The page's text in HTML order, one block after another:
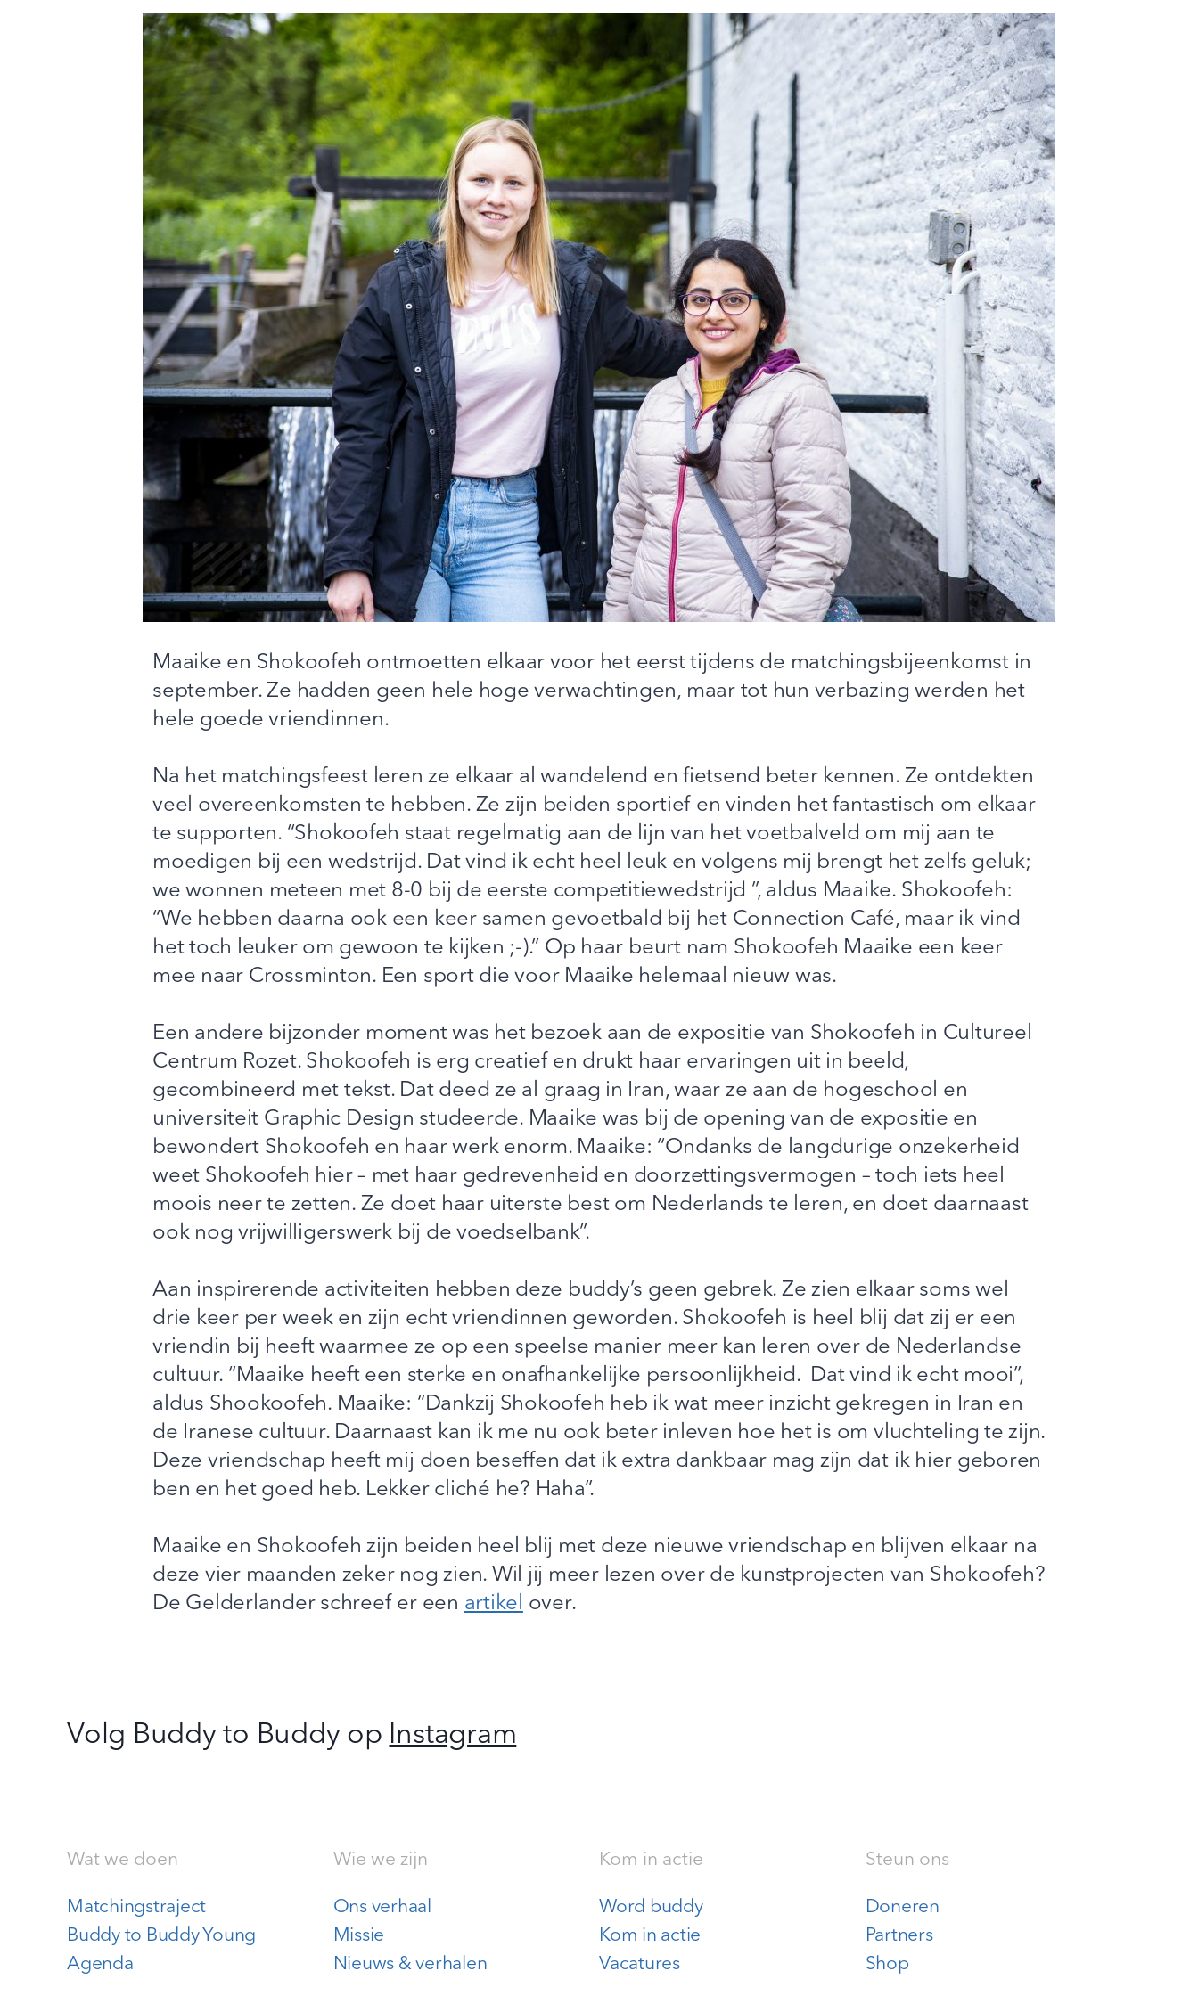
Maaike en Shokoofeh ontmoetten elkaar voor het eerst tijdens de matchingsbijeenkomst in
september. Ze hadden geen hele hoge verwachtingen, maar tot hun verbazing werden het
hele goede vriendinnen.
Na het matchingsfeest leren ze elkaar al wandelend en fietsend beter kennen. Ze ontdekten
veel overeenkomsten te hebben. Ze zijn beiden sportief en vinden het fantastisch om elkaar
te supporten. “Shokoofeh staat regelmatig aan de lijn van het voetbalveld om mij aan te
moedigen bij een wedstrijd. Dat vind ik echt heel leuk en volgens mij brengt het zelfs geluk;
we wonnen meteen met 8-0 bij de eerste competitiewedstrijd ”, aldus Maaike. Shokoofeh:
“We hebben daarna ook een keer samen gevoetbald bij het Connection Café, maar ik vind
het toch leuker om gewoon te kijken ;-).” Op haar beurt nam Shokoofeh Maaike een keer
mee naar Crossminton. Een sport die voor Maaike helemaal nieuw was.
Een andere bijzonder moment was het bezoek aan de expositie van Shokoofeh in Cultureel
Centrum Rozet. Shokoofeh is erg creatief en drukt haar ervaringen uit in beeld,
gecombineerd met tekst. Dat deed ze al graag in Iran, waar ze aan de hogeschool en
universiteit Graphic Design studeerde. Maaike was bij de opening van de expositie en
bewondert Shokoofeh en haar werk enorm. Maaike: “Ondanks de langdurige onzekerheid
weet Shokoofeh hier – met haar gedrevenheid en doorzettingsvermogen – toch iets heel
moois neer te zetten. Ze doet haar uiterste best om Nederlands te leren, en doet daarnaast
ook nog vrijwilligerswerk bij de voedselbank”.
Aan inspirerende activiteiten hebben deze buddy’s geen gebrek. Ze zien elkaar soms wel
drie keer per week en zijn echt vriendinnen geworden. Shokoofeh is heel blij dat zij er een
vriendin bij heeft waarmee ze op een speelse manier meer kan leren over de Nederlandse
cultuur. “Maaike heeft een sterke en onafhankelijke persoonlijkheid. Dat vind ik echt mooi”,
aldus Shookoofeh. Maaike: “Dankzij Shokoofeh heb ik wat meer inzicht gekregen in Iran en
de Iranese cultuur. Daarnaast kan ik me nu ook beter inleven hoe het is om vluchteling te zijn.
Deze vriendschap heeft mij doen beseffen dat ik extra dankbaar mag zijn dat ik hier geboren
ben en het goed heb. Lekker cliché he? Haha”.
Maaike en Shokoofeh zijn beiden heel blij met deze nieuwe vriendschap en blijven elkaar na
deze vier maanden zeker nog zien. Wil jij meer lezen over de kunstprojecten van Shokoofeh?
De Gelderlander schreef er een artikel over.
Volg Buddy to Buddy op Instagram
Wat we doen
Matchingstraject
Buddy to Buddy Young
Agenda
Wie we zijn
Ons verhaal
Missie
Nieuws & verhalen
Kom in actie
Word buddy
Kom in actie
Vacatures
Steun ons
Doneren
Partners
Shop